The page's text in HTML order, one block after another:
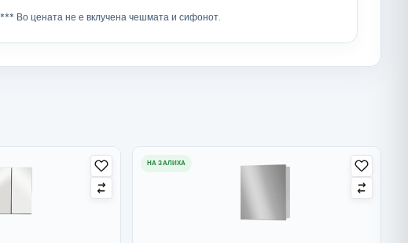
*** Во цената не е вклучена чешмата и сифонот.
НА ЗАЛИХА